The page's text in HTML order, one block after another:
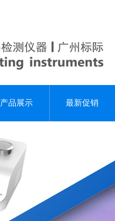
产品展示 最新促销